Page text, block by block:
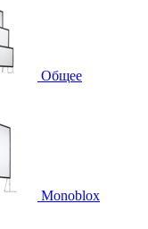
Общее
Monoblox